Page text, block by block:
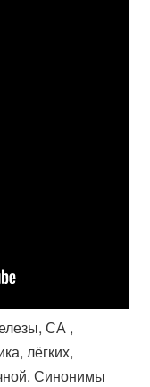
СА ,
лёгких,
Синонимы